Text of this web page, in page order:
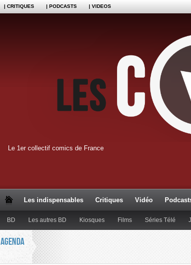
| CRITIQUES | PODCASTS | VIDEOS
Le 1er collectif comics de France
Les indispensables Critiques Vidéo
BD Les autres BD Kiosques Films Séries Télé
AGENDA